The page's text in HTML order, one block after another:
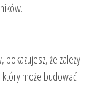
pokazujesz, że zależy
który może budować